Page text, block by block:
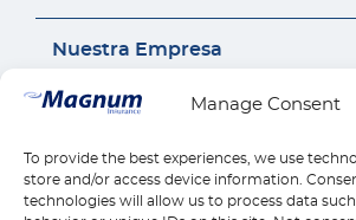
Manage Consent
To provide the best experiences, we use
store and/or access device information.
technologies will allow us to process data
Seguro Sr22
Seguro de Motocicleta
Responsabilidad Civil General
Compensación para
Seguro de Vivienda
Nuestra Empresa
Acerca de Nosotros
Carrera
Seguros por estado
Reseñas
Contáctanos
Contáctanos
Llámanos 1-888-539-2102
Enlaces Rápidos
Reclamos